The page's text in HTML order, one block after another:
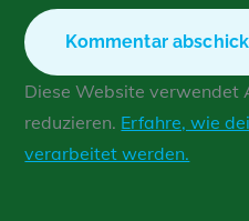
Diese Website verwendet
reduzieren. Erfahre, wie
verarbeitet werden.